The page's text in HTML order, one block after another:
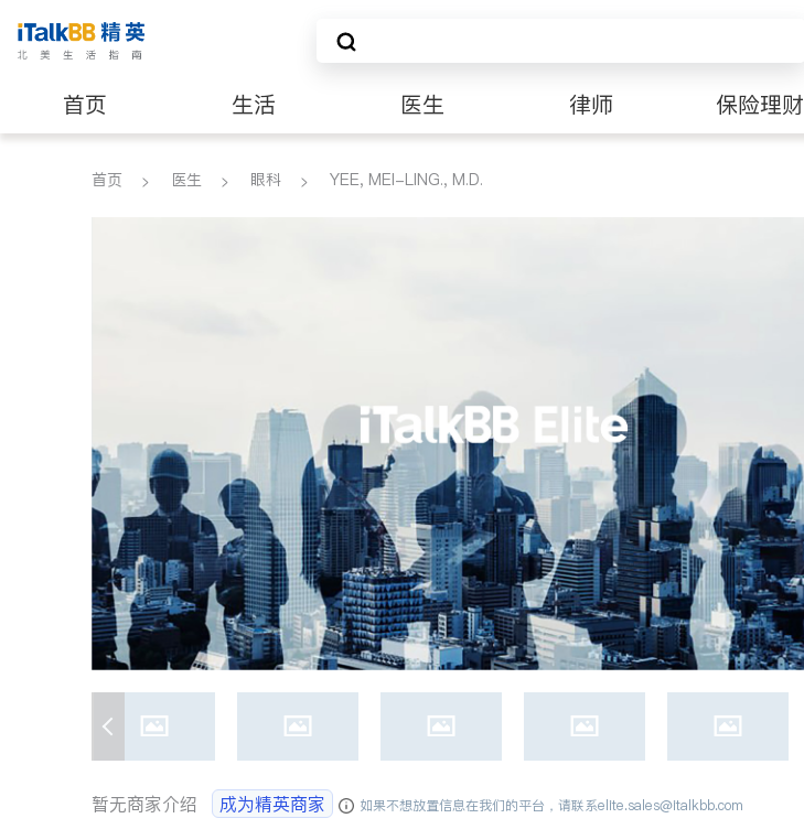
首页 生活 医生 律师 保险理财
养老 非盈利组织
首页 医生 眼科 YEE, MEI-LING., M.D.
暂无商家介绍 成为精英商家 如果不想放置信息在我们的平台，请联系elite.sales@italkbb.com